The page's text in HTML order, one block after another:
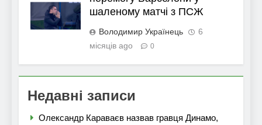
шаленому матчі з ПСЖ
Володимир Українець
6
місяців ago
0
Недавні записи
Олександр Караваєв назвав гравця Динамо,